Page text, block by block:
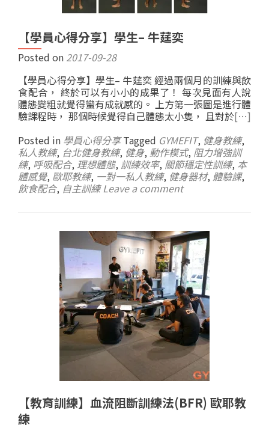
【學員心得分享】學生– 牛莛奕
Posted on 2017-09-28
【學員心得分享】學生– 牛莛奕 經過兩個月的訓練與飲
食配合， 終於可以有小小的成果了！ 每次見面有人說
體態變粗就覺得蠻有成就感的。 上方第一張圖是進行體
驗課程時， 那個時候覺得自己體態太小隻， 且對於[…]
Posted in 學員心得分享 Tagged GYMEFIT, 健身教練,
私人教練, 台北健身教練, 健身, 動作模式, 阻力增強訓
練, 呼吸配合, 理想體態, 訓練效率, 關節穩定性訓練, 本
體感覺, 歐耶教練, 一對一私人教練, 健身器材, 體驗課,
飲食配合, 自主訓練 Leave a comment
【教育訓練】血流阻斷訓練法(BFR) 歐耶教
練